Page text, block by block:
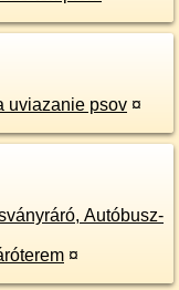
uviazanie psov ¤
Autóbusz-
¤